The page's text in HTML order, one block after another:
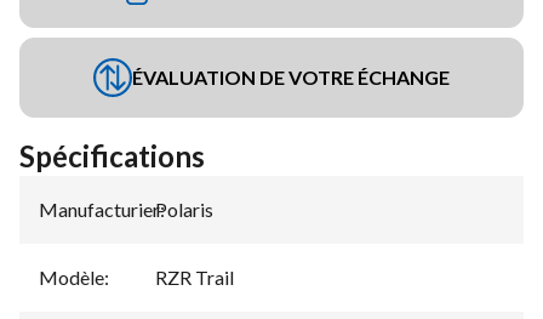
ÉVALUATION DE VOTRE ÉCHANGE
Spécifications
Manufacturier:
Polaris
Modèle: RZR Trail